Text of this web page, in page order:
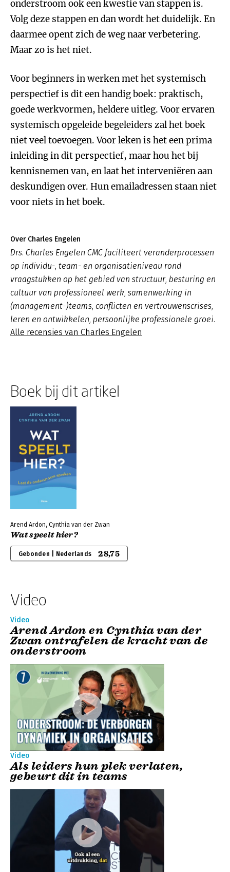
onderstroom ook een kwestie van stappen is.
Volg deze stappen en dan wordt het duidelijk. En
daarmee opent zich de weg naar verbetering.
Maar zo is het niet.
Voor beginners in werken met het systemisch
perspectief is dit een handig boek: praktisch,
goede werkvormen, heldere uitleg. Voor ervaren
systemisch opgeleide begeleiders zal het boek
niet veel toevoegen. Voor leken is het een prima
inleiding in dit perspectief, maar hou het bij
kennisnemen van, en laat het interveniëren aan
deskundigen over. Hun emailadressen staan niet
voor niets in het boek.
Over Charles Engelen
Drs. Charles Engelen CMC faciliteert veranderprocessen
op individu-, team- en organisatieniveau rond
vraagstukken op het gebied van structuur, besturing en
cultuur van professioneel werk, samenwerking in
(management-)teams, conflicten en vertrouwenscrises,
leren en ontwikkelen, persoonlijke professionele groei.
Alle recensies van Charles Engelen
Boek bij dit artikel
Arend Ardon, Cynthia van der Zwan
Wat speelt hier?
Gebonden | Nederlands 28,75
Video
Video
Arend Ardon en Cynthia van der
Zwan ontrafelen de kracht van de
onderstroom
Video
Als leiders hun plek verlaten,
gebeurt dit in teams